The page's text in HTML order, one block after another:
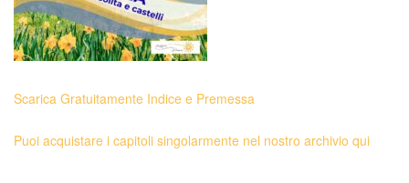
Scarica Gratuitamente Indice e Premessa
Puoi acquistare i capitoli singolarmente nel nostro archivio qui